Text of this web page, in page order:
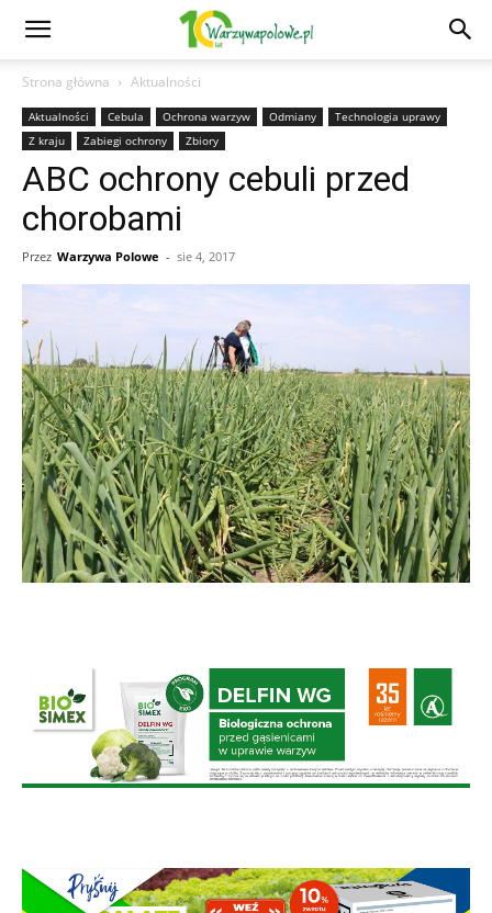
Strona główna Aktualności
Aktualności Cebula Ochrona warzyw Odmiany
Technologia uprawy
Z kraju
Zabiegi ochrony Zbiory
ABC ochrony cebuli przed
chorobami
Przez Warzywa Polowe - sie 4, 2017